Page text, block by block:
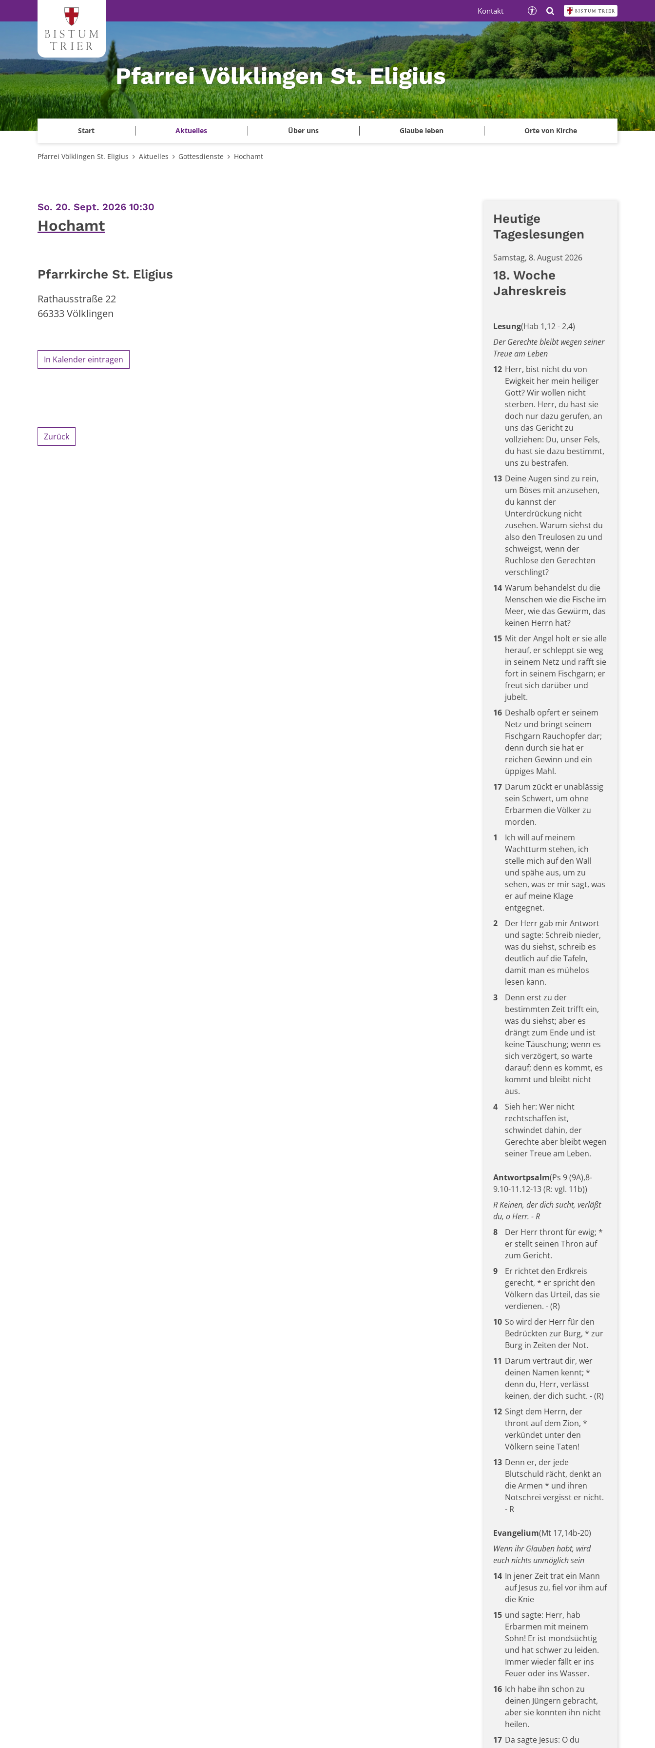
Zum Inhalt springen
Pfarrei Völklingen St. Eligius
Start Aktuelles Über uns Glaube leben Orte von Kirche
Kontakt
Pfarrei Völklingen St. Eligius Aktuelles Gottesdienste Hochamt
So. 20. Sept. 2026 10:30
Hochamt
Pfarrkirche St. Eligius
Rathausstraße 22
66333Völklingen
In Kalender eintragen
Zurück
Heutige
Tageslesungen
Samstag, 8. August 2026
18. Woche
Jahreskreis
Lesung(Hab 1,12 - 2,4)
Der Gerechte bleibt wegen seiner
Treue am Leben
12 Herr, bist nicht du von
Ewigkeit her mein heiliger
Gott? Wir wollen nicht
sterben. Herr, du hast sie
doch nur dazu gerufen, an
uns das Gericht zu
vollziehen: Du, unser Fels,
du hast sie dazu bestimmt,
uns zu bestrafen.
13 Deine Augen sind zu rein,
um Böses mit anzusehen,
du kannst der
Unterdrückung nicht
zusehen. Warum siehst du
also den Treulosen zu und
schweigst, wenn der
Ruchlose den Gerechten
verschlingt?
14 Warum behandelst du die
Menschen wie die Fische im
Meer, wie das Gewürm, das
keinen Herrn hat?
15 Mit der Angel holt er sie alle
herauf, er schleppt sie weg
in seinem Netz und rafft sie
fort in seinem Fischgarn; er
freut sich darüber und
jubelt.
16 Deshalb opfert er seinem
Netz und bringt seinem
Fischgarn Rauchopfer dar;
denn durch sie hat er
reichen Gewinn und ein
üppiges Mahl.
17 Darum zückt er unablässig
sein Schwert, um ohne
Erbarmen die Völker zu
morden.
1
Ich will auf meinem
Wachtturm stehen, ich
stelle mich auf den Wall
und spähe aus, um zu
sehen, was er mir sagt, was
er auf meine Klage
entgegnet.
2
Der Herr gab mir Antwort
und sagte: Schreib nieder,
was du siehst, schreib es
deutlich auf die Tafeln,
damit man es mühelos
lesen kann.
3
Denn erst zu der
bestimmten Zeit trifft ein,
was du siehst; aber es
drängt zum Ende und ist
keine Täuschung; wenn es
sich verzögert, so warte
darauf; denn es kommt, es
kommt und bleibt nicht
aus.
4
Sieh her: Wer nicht
rechtschaffen ist,
schwindet dahin, der
Gerechte aber bleibt wegen
seiner Treue am Leben.
Antwortpsalm(Ps 9 (9A),8-
9.10-11.12-13 (R: vgl. 11b))
R Keinen, der dich sucht, verläßt
du, o Herr. - R
8
Der Herr thront für ewig; *
er stellt seinen Thron auf
zum Gericht.
9
Er richtet den Erdkreis
gerecht, * er spricht den
Völkern das Urteil, das sie
verdienen. - (R)
10 So wird der Herr für den
Bedrückten zur Burg, * zur
Burg in Zeiten der Not.
11 Darum vertraut dir, wer
deinen Namen kennt; *
denn du, Herr, verlässt
keinen, der dich sucht. - (R)
12 Singt dem Herrn, der
thront auf dem Zion, *
verkündet unter den
Völkern seine Taten!
13 Denn er, der jede
Blutschuld rächt, denkt an
die Armen * und ihren
Notschrei vergisst er nicht.
- R
Evangelium(Mt 17,14b-20)
Wenn ihr Glauben habt, wird
euch nichts unmöglich sein
14 In jener Zeit trat ein Mann
auf Jesus zu, fiel vor ihm auf
die Knie
15 und sagte: Herr, hab
Erbarmen mit meinem
Sohn! Er ist mondsüchtig
und hat schwer zu leiden.
Immer wieder fällt er ins
Feuer oder ins Wasser.
16 Ich habe ihn schon zu
deinen Jüngern gebracht,
aber sie konnten ihn nicht
heilen.
17 Da sagte Jesus: O du